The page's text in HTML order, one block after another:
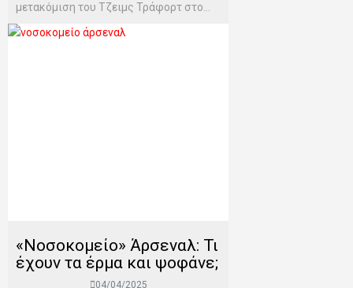
μετακόμιση του Τζειμς Τράφορτ στο...
«Νοσοκομείο» Άρσεναλ: Τι
έχουν τα έρμα και ψοφάνε;
04/04/2025